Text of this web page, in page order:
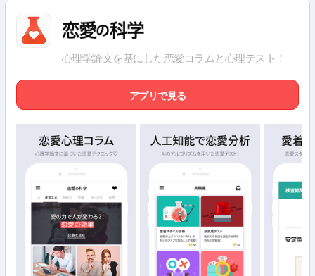
心理学論文を基にした恋愛コラムと心理テスト！
アプリで見る